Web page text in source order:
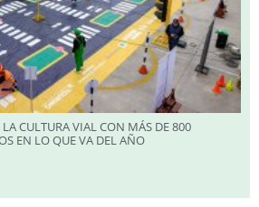
CULTURA VIAL CON MÁS DE 800
EN LO QUE VA DEL AÑO